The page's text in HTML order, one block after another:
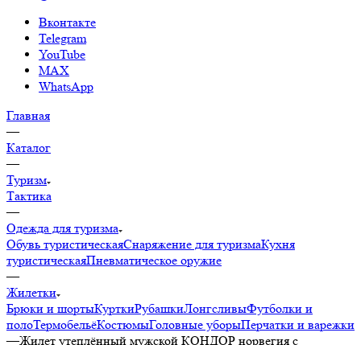
Вконтакте
Telegram
YouTube
MAX
WhatsApp
Главная
—
Каталог
—
Туризм
Тактика
—
Одежда для туризма
Обувь туристическаяСнаряжение для туризмаКухня
туристическаяПневматическое оружие
—
Жилетки
Брюки и шортыКурткиРубашкиЛонгсливыФутболки и
полоТермобельёКостюмыГоловные уборыПерчатки и варежки
—Жилет утеплённый мужской КОНДОР норвегия с